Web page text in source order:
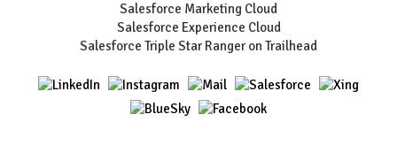
Salesforce Marketing Cloud
Salesforce Experience Cloud
Salesforce Triple Star Ranger on Trailhead